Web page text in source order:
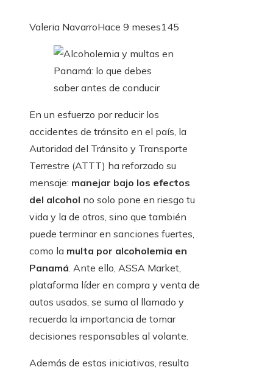
Valeria NavarroHace 9 meses145
En un esfuerzo por reducir los
accidentes de tránsito en el país, la
Autoridad del Tránsito y Transporte
Terrestre (ATTT) ha reforzado su
mensaje: manejar bajo los efectos
del alcohol no solo pone en riesgo tu
vida y la de otros, sino que también
puede terminar en sanciones fuertes,
como la multa por alcoholemia en
Panamá. Ante ello, ASSA Market,
plataforma líder en compra y venta de
autos usados, se suma al llamado y
recuerda la importancia de tomar
decisiones responsables al volante.
Además de estas iniciativas, resulta